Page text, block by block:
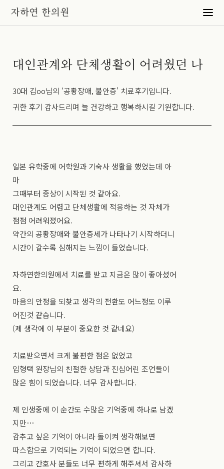
대인관계와 단체생활이 어려웠던 나
30대 김oo님의 ‘공황장애, 불안증’ 치료후기입니다.
귀한 후기 감사드리며 늘 건강하고 행복하시길 기원합니다.
일본 유학중에 어학원과 기숙사 생활을 했었는데 아
마
그때부터 증상이 시작된 것 같아요.
대인관계도 어렵고 단체생활에 적응하는 것 자체가
점점 어려워졌어요.
약간의 공황장애와 불안증세가 나타나기 시작하더니
시간이 갈수록 심해지는 느낌이 들었습니다.
자하연한의원에서 치료를 받고 지금은 많이 좋아셨어
요.
마음의 안정을 되찾고 생각의 전환도 어느정도 이루
어진것 같습니다.
(제 생각에 이 부분이 중요한 것 같네요)
치료받으면서 크게 불편한 점은 없었고
임형택 원장님의 친절한 상담과 진심어린 조언들이
많은 힘이 되었습니다. 너무 감사합니다.
제 인생중에 이 순간도 수많은 기억중에 하나로 남겠
지만…
감추고 싶은 기억이 아니라 돌이켜 생각해보면
따스함으로 기억되는 기억이 되었으면 합니다.
그리고 간호사 분들도 너무 편하게 해주셔서 감사하